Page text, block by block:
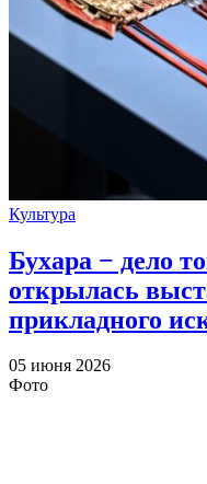
Культура
Бухара − дело
открылась
прикладного
05 июня 2026
Фото